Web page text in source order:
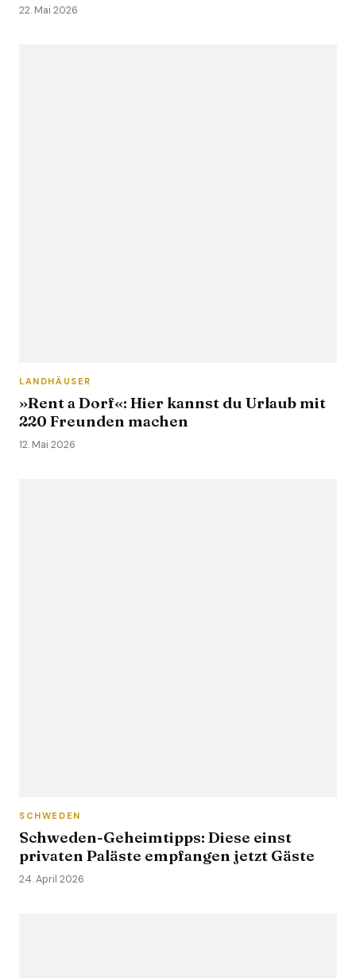
22. Mai 2026
LANDHÄUSER
»Rent a Dorf«: Hier kannst du Urlaub mit
220 Freunden machen
12. Mai 2026
SCHWEDEN
Schweden-Geheimtipps: Diese einst
privaten Paläste empfangen jetzt Gäste
24. April 2026